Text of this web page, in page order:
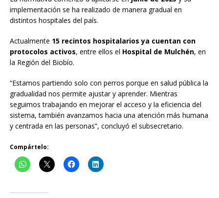
implementación se ha realizado de manera gradual en
distintos hospitales del país.
Actualmente 15 recintos hospitalarios ya cuentan con
protocolos activos, entre ellos el Hospital de Mulchén, en
la Región del Biobío.
“Estamos partiendo solo con perros porque en salud pública la
gradualidad nos permite ajustar y aprender. Mientras
seguimos trabajando en mejorar el acceso y la eficiencia del
sistema, también avanzamos hacia una atención más humana
y centrada en las personas”, concluyó el subsecretario.
Compártelo: